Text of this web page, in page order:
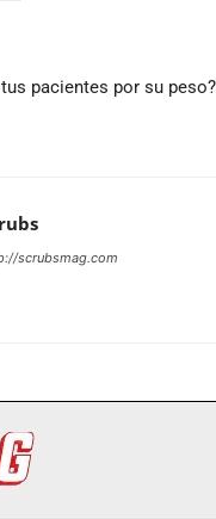
pacientes por su peso?
scrubsmag.com